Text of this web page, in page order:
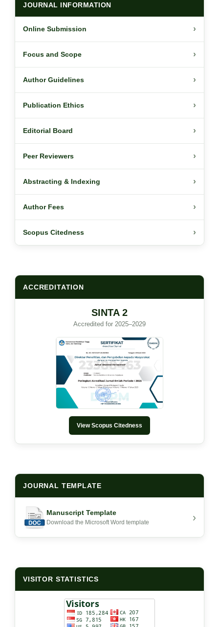
JOURNAL INFORMATION
Online Submission ›
Focus and Scope ›
Author Guidelines ›
Publication Ethics ›
Editorial Board ›
Peer Reviewers ›
Abstracting & Indexing ›
Author Fees ›
Scopus Citedness ›
ACCREDITATION
SINTA 2
Accredited for 2025–2029
View Scopus Citedness
JOURNAL TEMPLATE
Manuscript Template
Download the Microsoft Word template ›
VISITOR STATISTICS